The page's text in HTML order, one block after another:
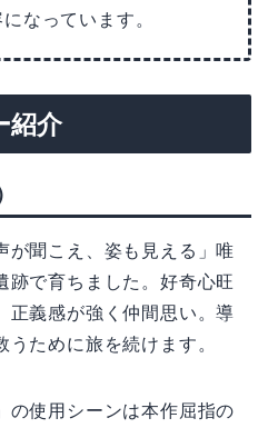
なっています。
紹介
が聞こえ、姿も見える」唯
跡で育ちました。好奇心旺
正義感が強く仲間思い。導
ために旅を続けます。
の使用シーンは本作屈指の